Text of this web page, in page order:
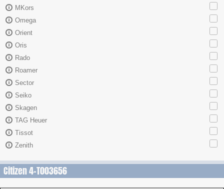
MKors
Omega
Orient
Oris
Rado
Roamer
Sector
Seiko
Skagen
TAG Heuer
Tissot
Zenith
Citizen 4-T003656